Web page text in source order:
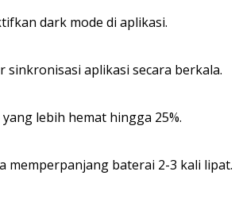
dark mode di aplikasi.
sinkronisasi aplikasi secara berkala.
lebih hemat hingga 25%.
memperpanjang baterai 2-3 kali lipat.